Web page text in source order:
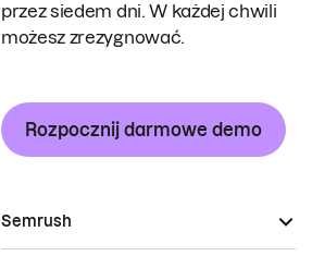
przez siedem dni. W każdej chwili
możesz zrezygnować.
Rozpocznij darmowe demo
Semrush